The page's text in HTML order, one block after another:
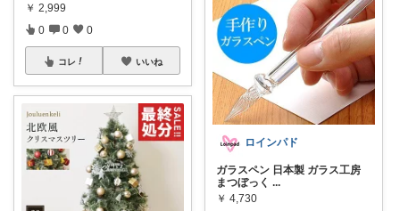
￥ 2,999
0 0 0
コレ いいね
ロインパド
ガラスペン 日本製 ガラス工房
まつぼっく ...
￥ 4,730